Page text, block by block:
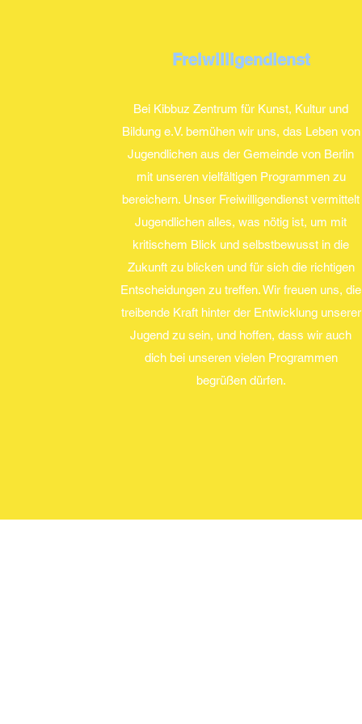
Freiwilligendienst
Bei Kibbuz Zentrum für Kunst, Kultur und
Bildung e.V. bemühen wir uns, das Leben von
Jugendlichen aus der Gemeinde von Berlin
mit unseren vielfältigen Programmen zu
bereichern. Unser Freiwilligendienst vermittelt
Jugendlichen alles, was nötig ist, um mit
kritischem Blick und selbstbewusst in die
Zukunft zu blicken und für sich die richtigen
Entscheidungen zu treffen. Wir freuen uns, die
treibende Kraft hinter der Entwicklung unserer
Jugend zu sein, und hoffen, dass wir auch
dich bei unseren vielen Programmen
begrüßen dürfen.